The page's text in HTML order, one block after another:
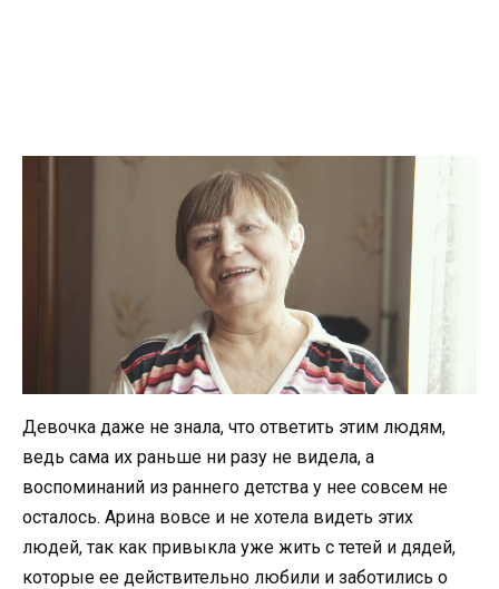
Девочка даже не знала, что ответить этим людям,
ведь сама их раньше ни разу не видела, а
воспоминаний из раннего детства у нее совсем не
осталось. Арина вовсе и не хотела видеть этих
людей, так как привыкла уже жить с тетей и дядей,
которые ее действительно любили и заботились о